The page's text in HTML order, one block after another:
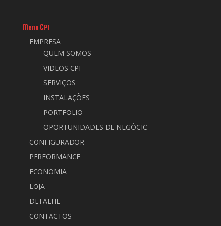
Menu CPI
EMPRESA
QUEM SOMOS
VIDEOS CPI
SERVIÇOS
INSTALAÇÕES
PORTFOLIO
OPORTUNIDADES DE NEGÓCIO
CONFIGURADOR
PERFORMANCE
ECONOMIA
LOJA
DETALHE
CONTACTOS